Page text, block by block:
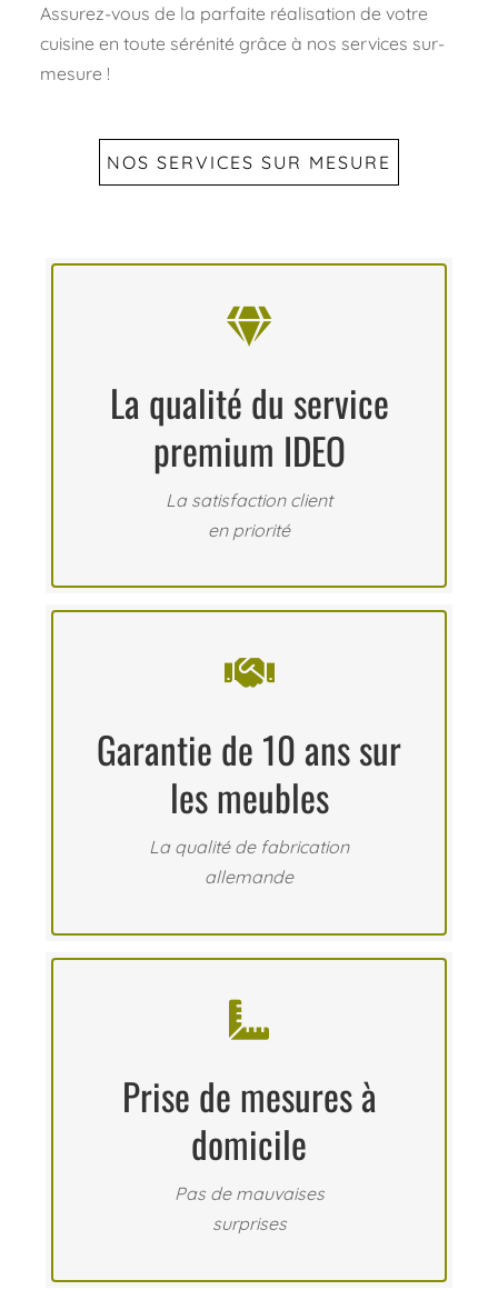
Assurez-vous de la parfaite réalisation de votre
cuisine en toute sérénité grâce à nos services sur-
mesure !
NOS SERVICES SUR MESURE

La qualité du service
premium IDEO
La satisfaction client
en priorité

Garantie de 10 ans sur
les meubles
La qualité de fabrication
allemande

Prise de mesures à
domicile
Pas de mauvaises
surprises